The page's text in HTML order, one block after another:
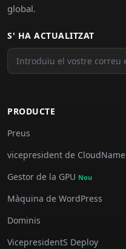
global.
S' HA ACTUALITZAT
PRODUCTE
Preus
vicepresident de CloudName
Gestor de la GPU Nou
Màquina de WordPress
Dominis
VicepresidentS Deploy